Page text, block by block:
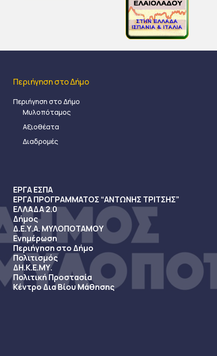
Περιήγηση στο Δήμο
Περιήγηση στο Δήμο
Μυλοπόταμος
Αξιοθέατα
Διαδρομές
ΕΡΓΑ ΕΣΠΑ
ΕΡΓΑ ΠΡΟΓΡΑΜΜΑΤΟΣ “ΑΝΤΩΝΗΣ ΤΡΙΤΣΗΣ”
ΕΛΛΑΔΑ 2.0
Δήμος
Δ.Ε.Υ.Α. ΜΥΛΟΠΟΤΑΜΟΥ
Ενημέρωση
Περιήγηση στο Δήμο
Πολιτισμός
ΔΗ.Κ.Ε.ΜΥ.
Πολιτική Προστασία
Κέντρο Δια Βίου Μάθησης